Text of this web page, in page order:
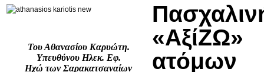
Του Αθανασίου Καρυώτη.
Υπευθύνου Ηλεκ. Εφ.
Ηχώ των Σαρακατσαναίων
ατόμων